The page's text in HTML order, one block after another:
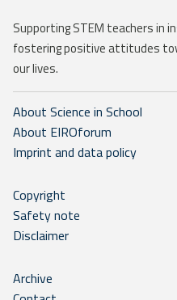
Supporting STEM teachers in
fostering positive attitudes
our lives.
About Science in School
About EIROforum
Imprint and data policy
Copyright
Safety note
Disclaimer
Archive